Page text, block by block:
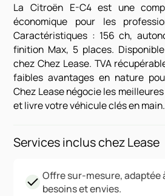
La Citroën E-C4 est une
économique pour les
Caractéristiques : 156 ch,
finition Max, 5 places.
chez Chez Lease. TVA
faibles avantages en nature
Chez Lease négocie les
et livre votre véhicule clés en main.
Services inclus chez Lease
Offre sur-mesure, adaptée
besoins et envies.